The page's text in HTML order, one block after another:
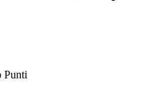
Punti